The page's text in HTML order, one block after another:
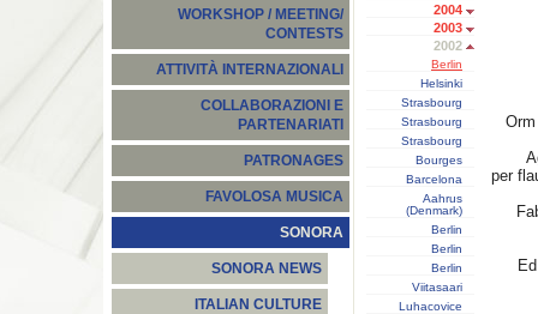
WORKSHOP / MEETING/
CONTESTS
ATTIVITÀ INTERNAZIONALI
COLLABORAZIONI E
PARTENARIATI
PATRONAGES
FAVOLOSA MUSICA
SONORA
SONORA NEWS
ITALIAN CULTURE
2004
2003
2002
Berlin
Helsinki
Strasbourg
Strasbourg
Strasbourg
Bourges
Barcelona
Aahrus
(Denmark)
Berlin
Berlin
Berlin
Viitasaari
Luhacovice
per